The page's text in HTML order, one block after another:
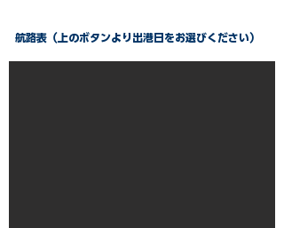
航路表（上のボタンより出港日をお選びください）